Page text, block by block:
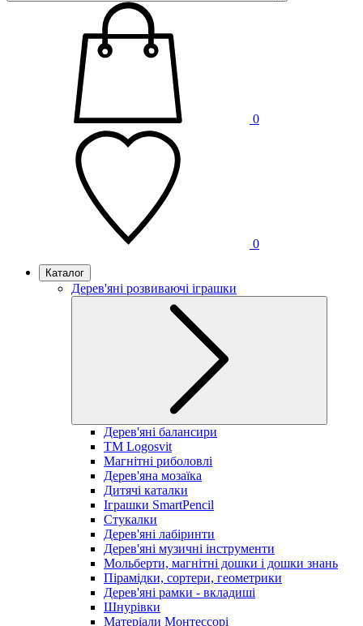
0
0
Каталог
Дерев'яні розвиваючі іграшки
Дерев'яні балансири
TM Logosvit
Магнітні риболовлі
Дерев'яна мозаїка
Дитячі каталки
Іграшки SmartPencil
Стукалки
Дерев'яні лабіринти
Дерев'яні музичні інструменти
Мольберти, магнітні дошки і дошки знань
Пірамідки, сортери, геометрики
Дерев'яні рамки - вкладиші
Шнурівки
Матеріали Монтессорі